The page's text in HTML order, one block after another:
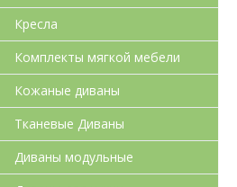
Кресла
Комплекты мягкой мебели
Кожаные диваны
Тканевые Диваны
Диваны модульные